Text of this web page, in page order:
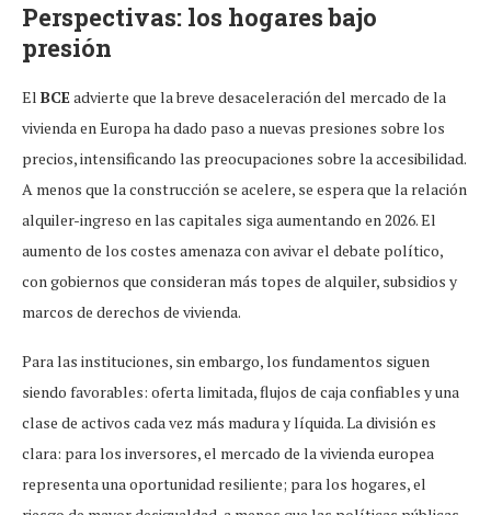
Perspectivas: los hogares bajo
presión
El BCEadvierte que la breve desaceleración del mercado de la
vivienda en Europa ha dado paso a nuevas presiones sobre los
precios, intensificando las preocupaciones sobre la accesibilidad.
A menos que la construcción se acelere, se espera que la relación
alquiler-ingreso en las capitales siga aumentando en 2026. El
aumento de los costes amenaza con avivar el debate político,
con gobiernos que consideran más topes de alquiler, subsidios y
marcos de derechos de vivienda.
Para las instituciones, sin embargo, los fundamentos siguen
siendo favorables: oferta limitada, flujos de caja confiables y una
clase de activos cada vez más madura y líquida. La división es
clara: para los inversores, el mercado de la vivienda europea
representa una oportunidad resiliente; para los hogares, el